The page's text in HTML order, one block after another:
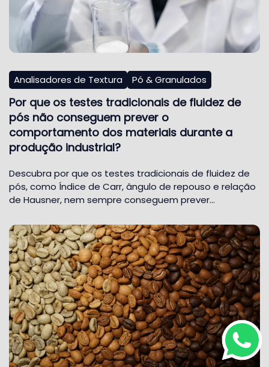
Analisadores de Textura Pó & Granulados
Por que os testes tradicionais de fluidez de
pós não conseguem prever o
comportamento dos materiais durante a
produção industrial?
Descubra por que os testes tradicionais de fluidez de
pós, como Índice de Carr, ângulo de repouso e relação
de Hausner, nem sempre conseguem prever…